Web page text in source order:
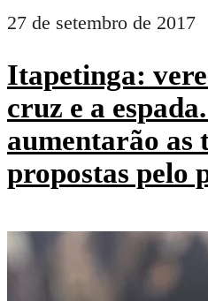
27 de setembro de 2017
Itapetinga:
cruz e a
aumentarão as
propostas pelo